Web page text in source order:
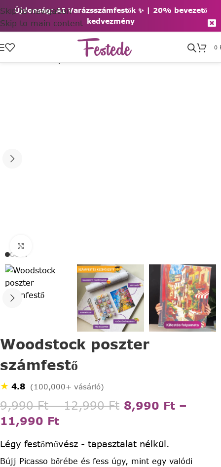
Újdonság: AI Varázsszámfestők ✨ | 20% bevezető
kedvezmény
Skip to navigation
Skip to main content
0
Woodstock poszter
számfestő
★ 4.8 (100,000+ vásárló)
9,990Ft – 12,990Ft 8,990 Ft –
11,990 Ft
Légy festőművész - tapasztalat nélkül.
Bújj Picasso bőrébe és fess úgy, mint egy valódi